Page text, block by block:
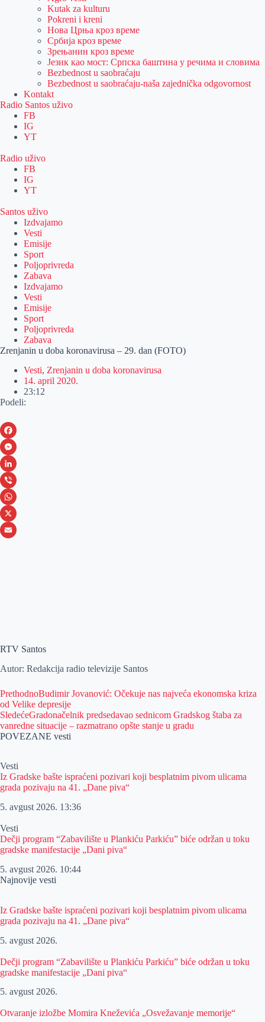
Kutak za kulturu
Pokreni i kreni
Нова Црња кроз време
Србија кроз време
Зрењанин кроз време
Језик као мост: Српска баштина у речима и словима
Bezbednost u saobraćaju
Bezbednost u saobraćaju-naša zajednička odgovornost
Kontakt
Radio Santos uživo
FB
IG
YT
Radio uživo
FB
IG
YT
Santos uživo
Izdvajamo
Vesti
Emisije
Sport
Poljoprivreda
Zabava
Izdvajamo
Vesti
Emisije
Sport
Poljoprivreda
Zabava
Zrenjanin u doba koronavirusa – 29. dan (FOTO)
Vesti, Zrenjanin u doba koronavirusa
14. april 2020.
23:12
Podeli:
F
a
c
e
b
o
M
e
s
s
e
L
i
n
k
V
i
b
W
h
X
RTV Santos
Autor: Redakcija radio televizije Santos
PrethodnoBudimir Jovanović: Očekuje nas najveća ekonomska kriza
od Velike depresije
SledećeGradonačelnik predsedavao sednicom Gradskog štaba za
vanredne situacije – razmatrano opšte stanje u gradu
POVEZANE vesti
Vesti
Iz Gradske bašte ispraćeni pozivari koji besplatnim pivom ulicama
grada pozivaju na 41. „Dane piva“
5. avgust 2026. 13:36
Vesti
Dečji program “Zabavilište u Plankiću Parkiću” biće održan u toku
gradske manifestacije „Dani piva“
5. avgust 2026. 10:44
Najnovije vesti
Iz Gradske bašte ispraćeni pozivari koji besplatnim pivom ulicama
grada pozivaju na 41. „Dane piva“
5. avgust 2026.
Dečji program “Zabavilište u Plankiću Parkiću” biće održan u toku
gradske manifestacije „Dani piva“
5. avgust 2026.
Otvaranje izložbe Momira Kneževića „Osvežavanje memorije“